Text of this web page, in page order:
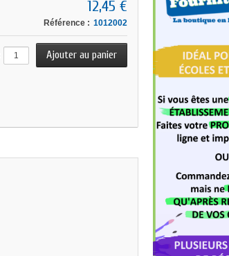
12,45 €
Référence : 1012002